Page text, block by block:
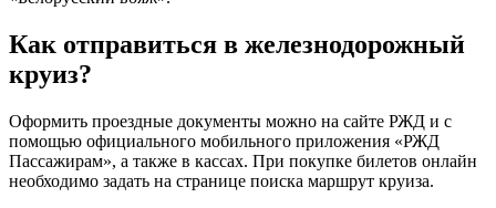
Как отправиться в железнодорожный
круиз?
Оформить проездные документы можно на сайте РЖД и с
помощью официального мобильного приложения «РЖД
Пассажирам», а также в кассах. При покупке билетов онлайн
необходимо задать на странице поиска маршрут круиза.